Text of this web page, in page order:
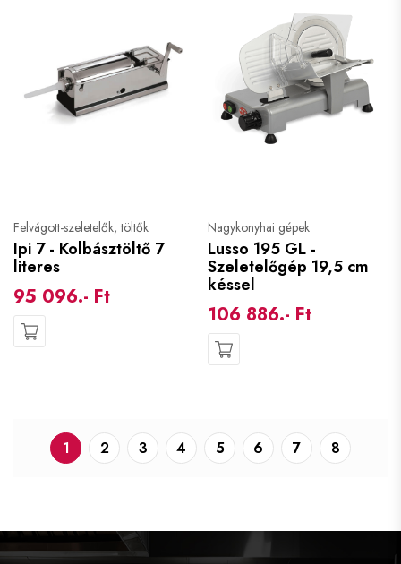
Felvágott-szeletelők, töltők
Ipi 7 - Kolbásztöltő 7
literes
95 096.- Ft
Nagykonyhai gépek
Lusso 195 GL -
Szeletelőgép 19,5 cm
késsel
106 886.- Ft
1 2 3 4 5 6 7 8